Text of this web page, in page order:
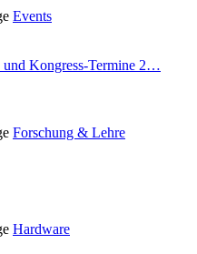
Events
und Kongress-Termine 2…
Forschung & Lehre
Hardware